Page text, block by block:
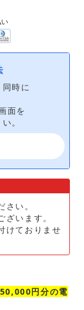
時に
面を
。
い。
います。
けておりませ
円分の電